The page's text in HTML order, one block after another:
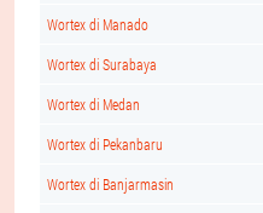
Wortex di Manado
Wortex di Surabaya
Wortex di Medan
Wortex di Pekanbaru
Wortex di Banjarmasin